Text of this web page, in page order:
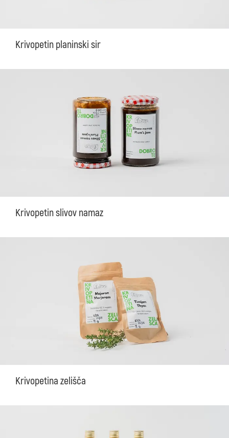
Krivopetin planinski sir
Krivopetin slivov namaz
Krivopetina zelišča